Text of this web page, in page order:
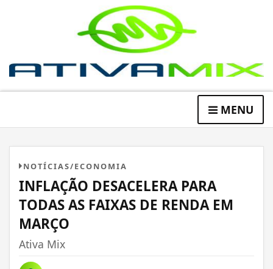
MENU
NOTÍCIAS/ECONOMIA
INFLAÇÃO DESACELERA PARA
TODAS AS FAIXAS DE RENDA EM
MARÇO
Ativa Mix